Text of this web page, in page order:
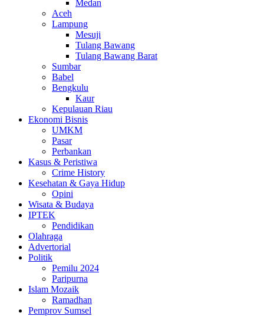
Medan
Aceh
Lampung
Mesuji
Tulang Bawang
Tulang Bawang Barat
Sumbar
Babel
Bengkulu
Kaur
Kepulauan Riau
Ekonomi Bisnis
UMKM
Pasar
Perbankan
Kasus & Peristiwa
Crime History
Kesehatan & Gaya Hidup
Opini
Wisata & Budaya
IPTEK
Pendidikan
Olahraga
Advertorial
Politik
Pemilu 2024
Paripurna
Islam Mozaik
Ramadhan
Pemprov Sumsel